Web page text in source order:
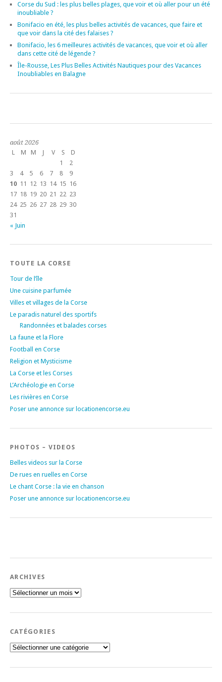
Corse du Sud : les plus belles plages, que voir et où aller pour un été
inoubliable ?
Bonifacio en été, les plus belles activités de vacances, que faire et
que voir dans la cité des falaises ?
Bonifacio, les 6 meilleures activités de vacances, que voir et où aller
dans cette cité de légende ?
Île-Rousse, Les Plus Belles Activités Nautiques pour des Vacances
Inoubliables en Balagne
août 2026
L
M M J V S
D
1
2
3
4 5 6 7 8
9
10 11 12 13 14 15 16
17 18 19 20 21 22 23
24 25 26 27 28 29 30
31
« Juin
TOUTE LA CORSE
Tour de l’île
Une cuisine parfumée
Villes et villages de la Corse
Le paradis naturel des sportifs
Randonnées et balades corses
La faune et la Flore
Football en Corse
Religion et Mysticisme
La Corse et les Corses
L’Archéologie en Corse
Les rivières en Corse
Poser une annonce sur locationencorse.eu
PHOTOS – VIDEOS
Belles videos sur la Corse
De rues en ruelles en Corse
Le chant Corse : la vie en chanson
Poser une annonce sur locationencorse.eu
ARCHIVES
Archives
CATÉGORIES
Catégories